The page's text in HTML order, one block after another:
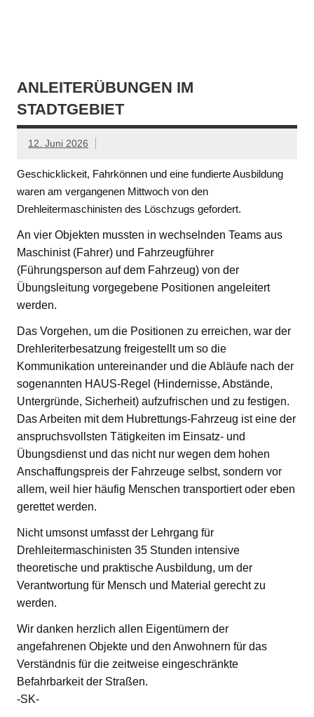
ANLEITERÜBUNGEN IM
STADTGEBIET
12. Juni 2026
Geschicklickeit, Fahrkönnen und eine fundierte Ausbildung
waren am vergangenen Mittwoch von den
Drehleitermaschinisten des Löschzugs gefordert.
An vier Objekten mussten in wechselnden Teams aus
Maschinist (Fahrer) und Fahrzeugführer
(Führungsperson auf dem Fahrzeug) von der
Übungsleitung vorgegebene Positionen angeleitert
werden.
Das Vorgehen, um die Positionen zu erreichen, war der
Drehleriterbesatzung freigestellt um so die
Kommunikation untereinander und die Abläufe nach der
sogenannten HAUS-Regel (Hindernisse, Abstände,
Untergründe, Sicherheit) aufzufrischen und zu festigen.
Das Arbeiten mit dem Hubrettungs-Fahrzeug ist eine der
anspruchsvollsten Tätigkeiten im Einsatz- und
Übungsdienst und das nicht nur wegen dem hohen
Anschaffungspreis der Fahrzeuge selbst, sondern vor
allem, weil hier häufig Menschen transportiert oder eben
gerettet werden.
Nicht umsonst umfasst der Lehrgang für
Drehleitermaschinisten 35 Stunden intensive
theoretische und praktische Ausbildung, um der
Verantwortung für Mensch und Material gerecht zu
werden.
Wir danken herzlich allen Eigentümern der
angefahrenen Objekte und den Anwohnern für das
Verständnis für die zeitweise eingeschränkte
Befahrbarkeit der Straßen.
-SK-